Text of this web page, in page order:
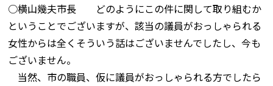
○横山幾夫市長 どのようにこの件に関して取り組むか
ということでございますが、該当の議員がおっしゃられる
女性からは全くそういう話はございませんでしたし、今も
ございません。
当然、市の職員、仮に議員がおっしゃられる方でしたら